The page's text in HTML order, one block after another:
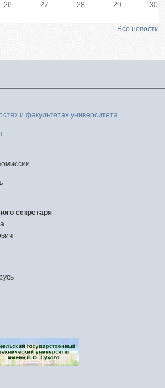
26 27 28 29
30
Все новости
и факультетах университета
—
секретаря —